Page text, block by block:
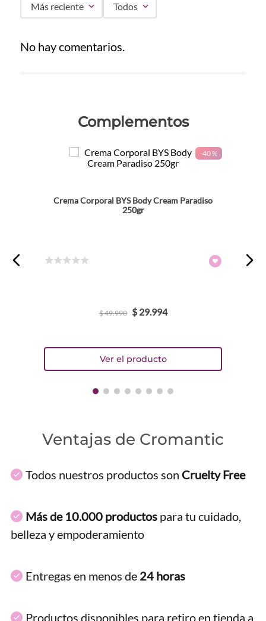
Título
Más reciente Todos
No hay comentarios.
Complementos
-40 %
Crema Corporal BYS Body Cream Paradiso
250gr
$49.990 $ 29.994
Ventajas de Cromantic
Todos nuestros productos son Cruelty Free
Más de 10.000 productos para tu cuidado,
belleza y empoderamiento
Entregas en menos de 24 horas
Productos disponibles para retiro en tienda a